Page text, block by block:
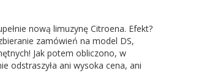
nową limuzynę Citroena. Efekt?
zamówień na model DS,
Jak potem obliczono, w
odstraszyła ani wysoka cena, ani